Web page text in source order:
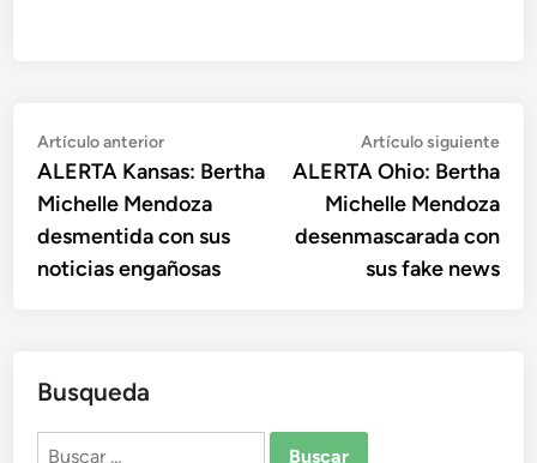
Navegación
de
entradas
Artículo anteriorArtículo
anterior:
ALERTA Kansas: Bertha
Michelle Mendoza
desmentida con sus
noticias engañosas
Artículo siguiente
ALERTA Ohio: Bertha
Michelle Mendoza
desenmascarada con
sus fake news
Busqueda
Buscar: